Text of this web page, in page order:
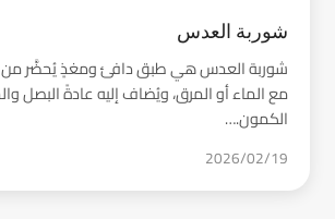
شوربة العدس
شوربة العدس هي طبق دافئ ومغذٍ يُحضَّر
مع الماء أو المرق، ويُضاف إليه عادةً البصل
الكمون.…
2026/02/19